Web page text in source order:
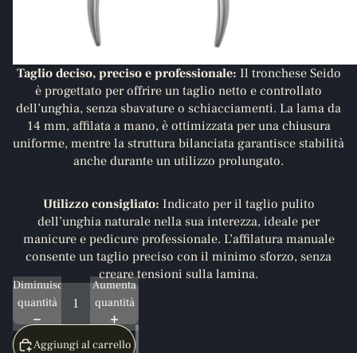
Taglio deciso, preciso e professionale: Il tronchese Seido
è progettato per offrire un taglio netto e controllato
dell’unghia, senza sbavature o schiacciamenti. La lama da
14 mm, affilata a mano, è ottimizzata per una chiusura
uniforme, mentre la struttura bilanciata garantisce stabilità
anche durante un utilizzo prolungato.
Utilizzo consigliato: Indicato per il taglio pulito
dell’unghia naturale nella sua interezza, ideale per
manicure e pedicure professionale. L’affilatura manuale
consente un taglio preciso con il minimo sforzo, senza
creare tensioni sulla lamina.
Diminuisci
quantità
Aumenta
quantità
Aggiungi al carrello